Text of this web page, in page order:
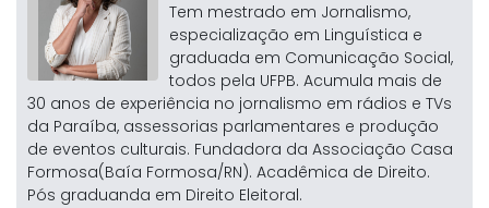
Tem mestrado em Jornalismo,
especialização em Linguística e
graduada em Comunicação Social,
todos pela UFPB. Acumula mais de
30 anos de experiência no jornalismo em rádios e TVs
da Paraíba, assessorias parlamentares e produção
de eventos culturais. Fundadora da Associação Casa
Formosa(Baía Formosa/RN). Acadêmica de Direito.
Pós graduanda em Direito Eleitoral.